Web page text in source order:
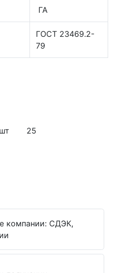
ГА
ГОСТ 23469.2-
79
шт 25
компании: СДЭК,